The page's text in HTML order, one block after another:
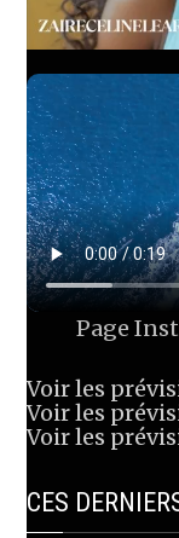
Page
Voir les
Voir les
Voir les
CES